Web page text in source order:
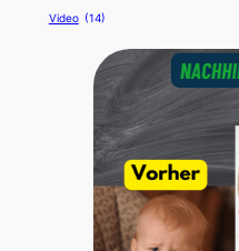
Video (14)